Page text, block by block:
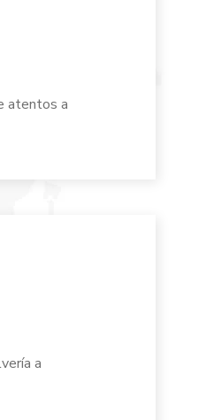
atentos a
a